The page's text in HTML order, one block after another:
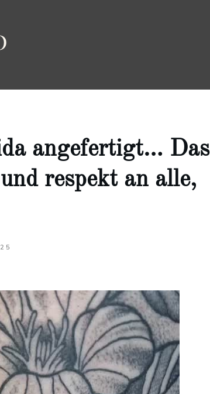
angefertigt… Das
respekt an alle,